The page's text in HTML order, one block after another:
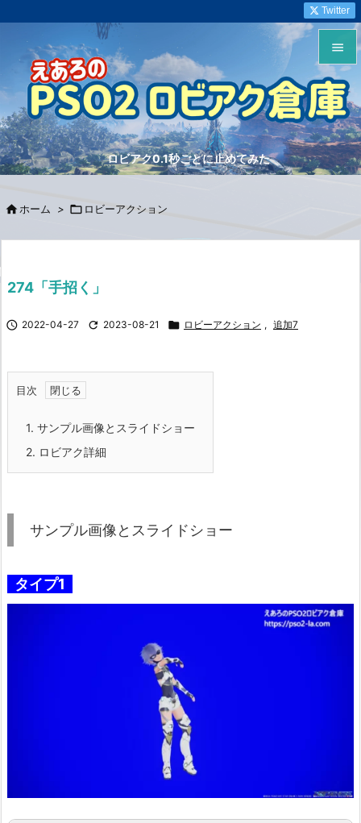
ロビアク0.1秒ごとに止めてみた


メニュ

サイド


Twitter
 ホーム >  ロビーアクション
274「手招く」
 2022-04-27  2023-08-21  ロビーアクション , 追加7
目次
1. サンプル画像とスライドショー
2. ロビアク詳細
サンプル画像とスライドショー
タイプ1